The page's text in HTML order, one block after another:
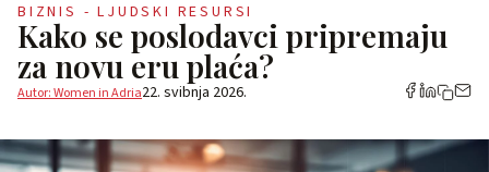
BIZNIS - LJUDSKI RESURSI
Kako se poslodavci pripremaju
za novu eru plaća?
Autor: Women in Adria22. svibnja 2026.